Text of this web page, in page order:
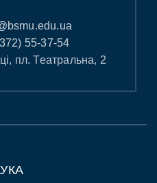
55-37-54
пл. Театральна, 2